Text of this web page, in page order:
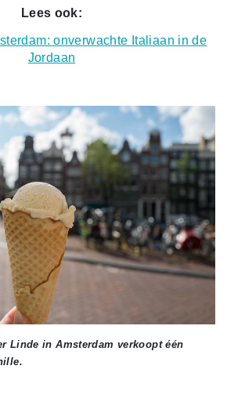
Lees ook:
onverwachte Italiaan in de
Jordaan
Linde in Amsterdam verkoopt één